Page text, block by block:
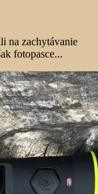
na zachytávanie
fotopasce...